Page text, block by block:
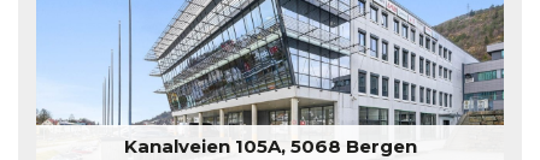
Kanalveien 105A, 5068 Bergen